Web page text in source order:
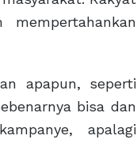
apapun, seperti
bisa dan
apalagi